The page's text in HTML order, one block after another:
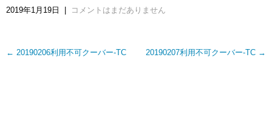
2019年1月19日 コメントはまだありません
Post
← 20190206利用不可クーバー-TC 20190207利用不可クーバー-TC →